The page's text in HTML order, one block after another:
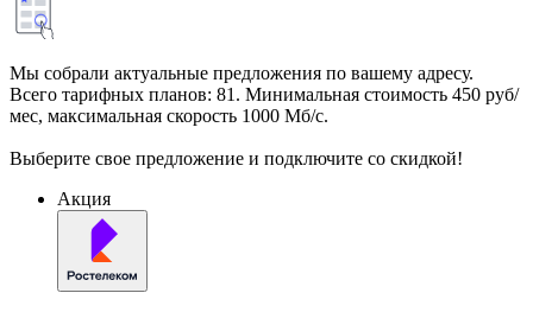
Мы собрали актуальные предложения по вашему адресу.
Всего тарифных планов: 81. Минимальная стоимость 450 руб/
мес, максимальная скорость 1000 Мб/с.
Выберите свое предложение и подключите со скидкой!
Акция